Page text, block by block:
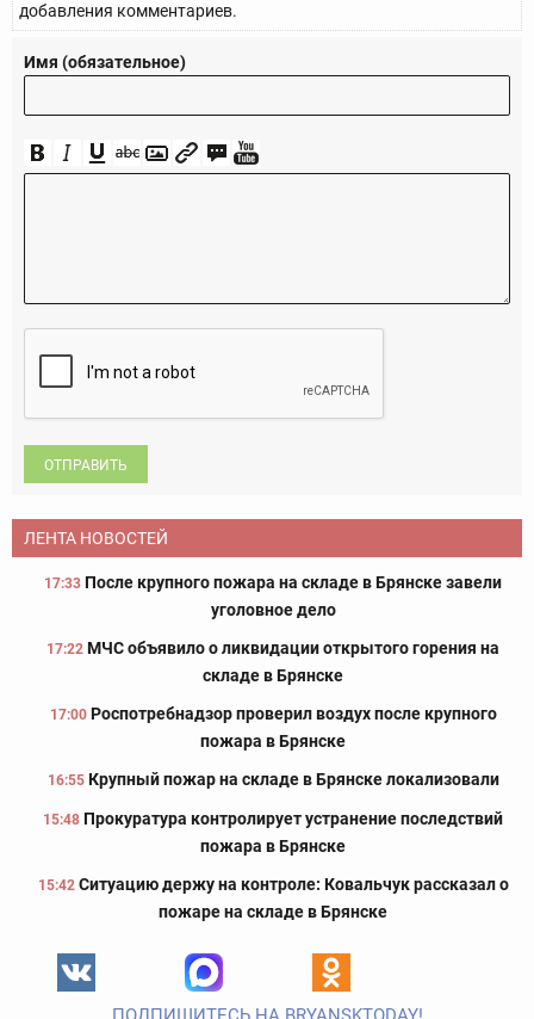
добавления комментариев.
Имя (обязательное)
ОТПРАВИТЬ
ЛЕНТА НОВОСТЕЙ
17:33 После крупного пожара на складе в Брянске завели
уголовное дело
17:22 МЧС объявило о ликвидации открытого горения на
складе в Брянске
17:00 Роспотребнадзор проверил воздух после крупного
пожара в Брянске
16:55 Крупный пожар на складе в Брянске локализовали
15:48 Прокуратура контролирует устранение последствий
пожара в Брянске
15:42 Ситуацию держу на контроле: Ковальчук рассказал о
пожаре на складе в Брянске